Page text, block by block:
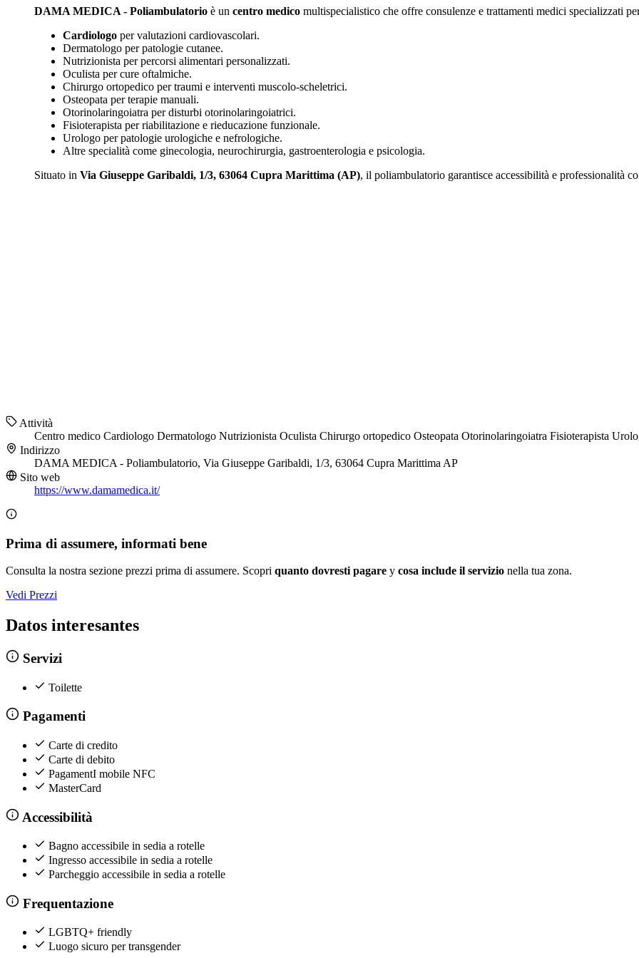
DAMA MEDICA - Poliambulatorio è un centro medico multispecialistico che offre consulenze e trattamenti medici specializzati
Cardiologo per valutazioni cardiovascolari.
Dermatologo per patologie cutanee.
Nutrizionista per percorsi alimentari personalizzati.
Oculista per cure oftalmiche.
Chirurgo ortopedico per traumi e interventi muscolo-scheletrici.
Osteopata per terapie manuali.
Otorinolaringoiatra per disturbi otorinolaringoiatrici.
Fisioterapista per riabilitazione e rieducazione funzionale.
Urologo per patologie urologiche e nefrologiche.
Altre specialità come ginecologia, neurochirurgia, gastroenterologia e psicologia.
Situato in Via Giuseppe Garibaldi, 1/3, 63064 Cupra Marittima (AP), il poliambulatorio garantisce accessibilità e professionalità
Attività
Centro medico Cardiologo Dermatologo Nutrizionista Oculista Chirurgo ortopedico Osteopata Otorinolaringoiatra Fisioterapista
Indirizzo
DAMA MEDICA - Poliambulatorio, Via Giuseppe Garibaldi, 1/3, 63064 Cupra Marittima AP
Sito web
https://www.damamedica.it/
Prima di assumere, informati bene
Consulta la nostra sezione prezzi prima di assumere. Scopri quanto dovresti pagare y cosa include il servizio nella tua zona.
Vedi Prezzi
Datos interesantes
Servizi
Toilette
Pagamenti
Carte di credito
Carte di debito
PagamentI mobile NFC
MasterCard
Accessibilità
Bagno accessibile in sedia a rotelle
Ingresso accessibile in sedia a rotelle
Parcheggio accessibile in sedia a rotelle
Frequentazione
LGBTQ+ friendly
Luogo sicuro per transgender